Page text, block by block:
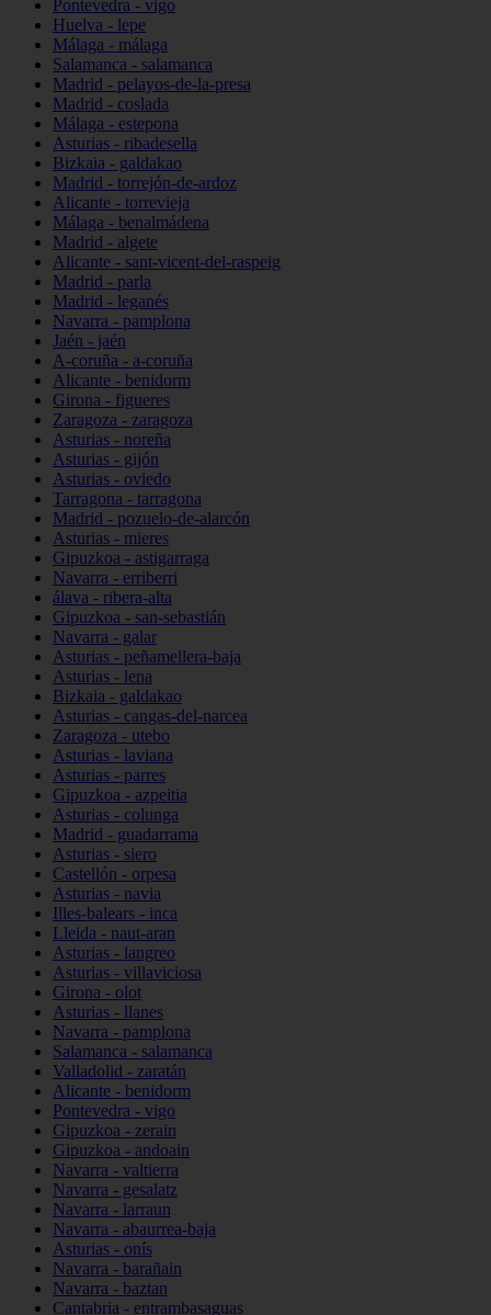
Pontevedra - vigo
Huelva - lepe
Málaga - málaga
Salamanca - salamanca
Madrid - pelayos-de-la-presa
Madrid - coslada
Málaga - estepona
Asturias - ribadesella
Bizkaia - galdakao
Madrid - torrejón-de-ardoz
Alicante - torrevieja
Málaga - benalmádena
Madrid - algete
Alicante - sant-vicent-del-raspeig
Madrid - parla
Madrid - leganés
Navarra - pamplona
Jaén - jaén
A-coruña - a-coruña
Alicante - benidorm
Girona - figueres
Zaragoza - zaragoza
Asturias - noreña
Asturias - gijón
Asturias - oviedo
Tarragona - tarragona
Madrid - pozuelo-de-alarcón
Asturias - mieres
Gipuzkoa - astigarraga
Navarra - erriberri
álava - ribera-alta
Gipuzkoa - san-sebastián
Navarra - galar
Asturias - peñamellera-baja
Asturias - lena
Bizkaia - galdakao
Asturias - cangas-del-narcea
Zaragoza - utebo
Asturias - laviana
Asturias - parres
Gipuzkoa - azpeitia
Asturias - colunga
Madrid - guadarrama
Asturias - siero
Castellón - orpesa
Asturias - navia
Illes-balears - inca
Lleida - naut-aran
Asturias - langreo
Asturias - villaviciosa
Girona - olot
Asturias - llanes
Navarra - pamplona
Salamanca - salamanca
Valladolid - zaratán
Alicante - benidorm
Pontevedra - vigo
Gipuzkoa - zerain
Gipuzkoa - andoain
Navarra - valtierra
Navarra - gesalatz
Navarra - larraun
Navarra - abaurrea-baja
Asturias - onís
Navarra - barañain
Navarra - baztan
Cantabria - entrambasaguas